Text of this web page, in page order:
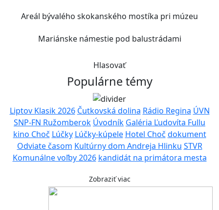
Areál bývalého skokanského mostíka pri múzeu
Mariánske námestie pod balustrádami
Hlasovať
Populárne témy
Liptov Klasik 2026 Čutkovská dolina Rádio Regina ÚVN
SNP-FN Ružomberok Úvodník Galéria Ľudovíta Fullu
kino Choč Lúčky Lúčky-kúpele Hotel Choč dokument
Odviate časom Kultúrny dom Andreja Hlinku STVR
Komunálne voľby 2026 kandidát na primátora mesta
Zobraziť viac